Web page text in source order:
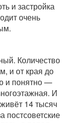
и застройка
очень
Количество
и от края до
и понятно —
И
14 тысяч
постсоветские